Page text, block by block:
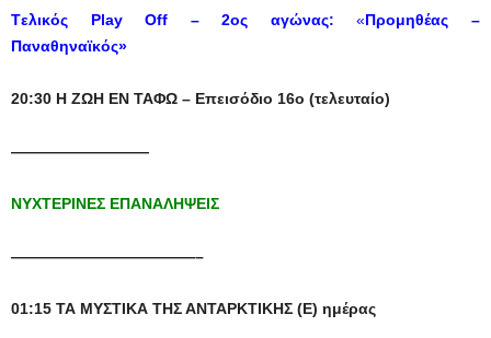
Tελικός Play Off – 2ος αγώνας: «Προμηθέας –
Παναθηναϊκός»
20:30 Η ΖΩΗ ΕΝ ΤΑΦΩ – Επεισόδιο 16ο (τελευταίο)
—————————
ΝΥΧΤΕΡΙΝΕΣ ΕΠΑΝΑΛΗΨΕΙΣ
————————————–
01:15 ΤΑ ΜΥΣΤΙΚΑ ΤΗΣ ΑΝΤΑΡΚΤΙΚΗΣ (E) ημέρας